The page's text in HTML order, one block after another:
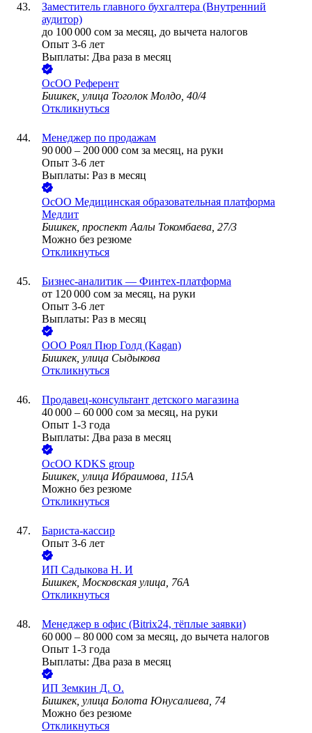
Заместитель главного бухгалтера (Внутренний
аудитор)
до 100 000 сом за месяц, до вычета налогов
Опыт 3-6 лет
Выплаты: Два раза в месяц
ОсОО Референт
Бишкек, улица Тоголок Молдо, 40/4
Откликнуться
Менеджер по продажам
90 000 – 200 000 сом за месяц, на руки
Опыт 3-6 лет
Выплаты: Раз в месяц
ОсОО Медицинская образовательная платформа
Медлит
Бишкек, проспект Аалы Токомбаева, 27/3
Можно без резюме
Откликнуться
Бизнес-аналитик — Финтех-платформа
от 120 000 сом за месяц, на руки
Опыт 3-6 лет
Выплаты: Раз в месяц
ООО Роял Пюр Голд (Kagan)
Бишкек, улица Сыдыкова
Откликнуться
Продавец-консультант детского магазина
40 000 – 60 000 сом за месяц, на руки
Опыт 1-3 года
Выплаты: Два раза в месяц
ОсОО KDKS group
Бишкек, улица Ибраимова, 115А
Можно без резюме
Откликнуться
Бариста-кассир
Опыт 3-6 лет
ИП Садыкова Н. И
Бишкек, Московская улица, 76А
Откликнуться
Менеджер в офис (Bitrix24, тёплые заявки)
60 000 – 80 000 сом за месяц, до вычета налогов
Опыт 1-3 года
Выплаты: Два раза в месяц
ИП Земкин Д. О.
Бишкек, улица Болота Юнусалиева, 74
Можно без резюме
Откликнуться